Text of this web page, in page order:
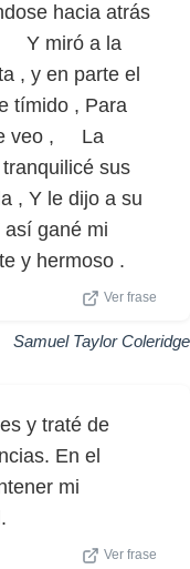
hacia atrás
, Y miró a la
, y en parte el
tímido , Para
veo , La
sus
, Y le dijo a su
gané mi
y hermoso .
Ver frase
Samuel Taylor Coleridge
y traté de
En el
mi
Ver frase